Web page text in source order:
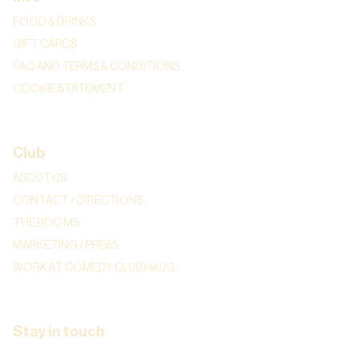
FOOD & DRINKS
GIFT CARDS
FAQ AND TERMS & CONDITIONS
COOKIE STATEMENT
Club
ABOUT US
CONTACT / DIRECTIONS
THE ROOMS
MARKETING / PRESS
WORK AT COMEDY CLUB HAUG
Stay in touch